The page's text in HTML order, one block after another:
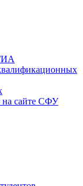
на сайте СФУ